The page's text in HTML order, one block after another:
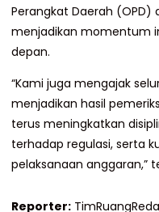
Perangkat Daerah (OPD)
menjadikan momentum
depan.
“Kami juga mengajak
menjadikan hasil
terus meningkatkan
terhadap regulasi, serta
pelaksanaan anggaran,”
Reporter: